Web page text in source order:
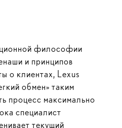
философии
и принципов
о клиентах, Lexus
обмен» таким
процесс максимально
специалист
текущий